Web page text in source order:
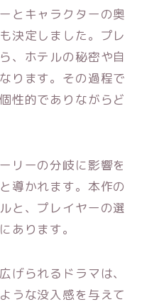
とキャラクターの奥
決定しました。プレ
、ホテルの秘密や自
ります。その過程で
性的でありながらど
リーの分岐に影響を
導かれます。本作の
と、プレイヤーの選
あります。
げられるドラマは、
うな没入感を与えて